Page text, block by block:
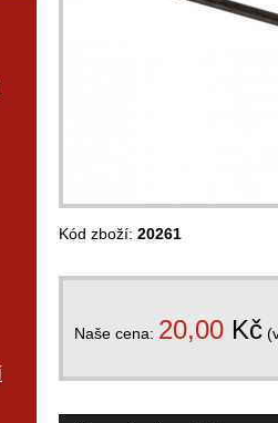
Kód zboží: 20261
Naše cena: 20,00 Kč